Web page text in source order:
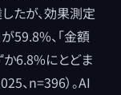
たが、効果測定
59.8%、「金額
か6.8%にとどま
、n=396）。AI